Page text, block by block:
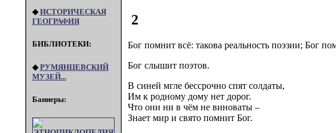
◆ИСТОРИЧЕСКАЯ
ГЕОГРАФИЯ
БИБЛИОТЕКИ:
◆РУМЯНЦЕВСКИЙ
МУЗЕЙ...
Баннеры:
2
Бог помнит всё: такова реальность поэзии; Бог
Бог слышит поэтов.
В синей мгле бессрочно спят солдаты,
Им к родному дому нет дорог.
Что они ни в чём не виноваты –
Знает мир и свято помнит Бог.